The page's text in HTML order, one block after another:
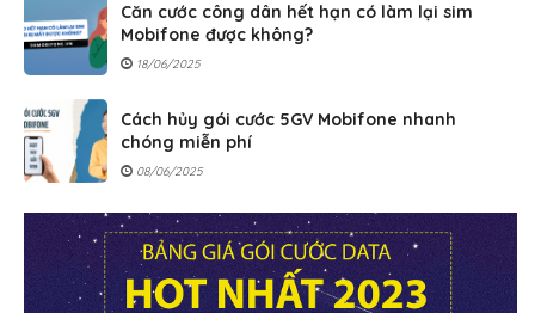
Căn cước công dân hết hạn có làm lại sim
Mobifone được không?
18/06/2025
Cách hủy gói cước 5GV Mobifone nhanh
chóng miễn phí
08/06/2025